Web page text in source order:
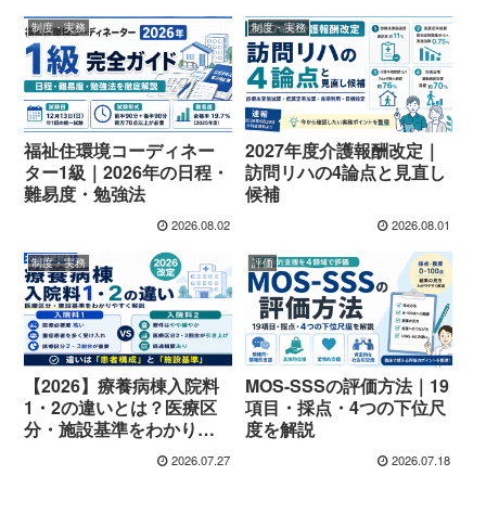
制度・実務
福祉住環境コーディネー
ター1級｜2026年の日程・
難易度・勉強法
2026.08.02
制度・実務
2027年度介護報酬改定｜
訪問リハの4論点と見直し
候補
2026.08.01
制度・実務
【2026】療養病棟入院料
1・2の違いとは？医療区
分・施設基準をわかりや
2026.07.27
評価
MOS-SSSの評価方法｜19
項目・採点・4つの下位尺
度を解説
2026.07.18